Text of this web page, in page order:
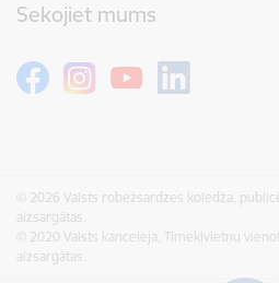
Sekojiet mums
© 2026 Valsts robežsardzes koledža,
aizsargātas.
© 2020 Valsts kanceleja, Tīmekļvietņu
aizsargātas.